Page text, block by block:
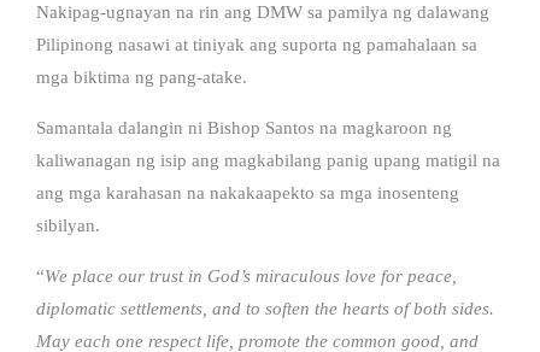
Nakipag-ugnayan na rin ang DMW sa pamilya ng dalawang
Pilipinong nasawi at tiniyak ang suporta ng pamahalaan sa
mga biktima ng pang-atake.
Samantala dalangin ni Bishop Santos na magkaroon ng
kaliwanagan ng isip ang magkabilang panig upang matigil na
ang mga karahasan na nakakaapekto sa mga inosenteng
sibilyan.
“We place our trust in God’s miraculous love for peace,
diplomatic settlements, and to soften the hearts of both sides.
May each one respect life, promote the common good, and